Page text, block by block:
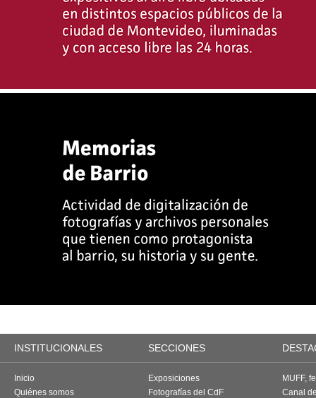
INSTITUCIONALES SECCIONES
Inicio
Quiénes somos
Exposiciones
Fotografías del CdF
MUFF,
Canal